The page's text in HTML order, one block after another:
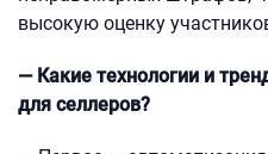
высокую оценку
— Какие технологии и
для селлеров?